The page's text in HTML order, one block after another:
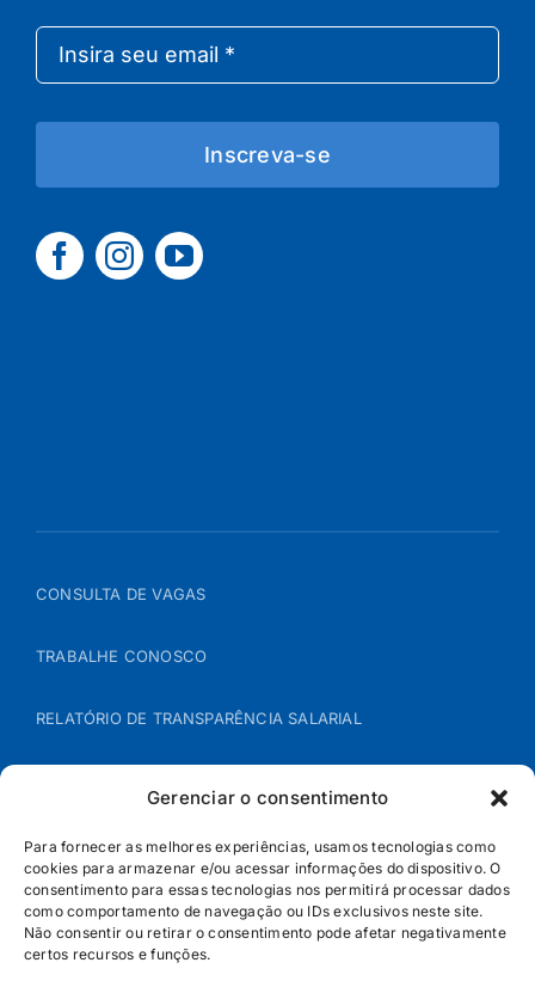
Gerenciar o consentimento
Para fornecer as melhores experiências, usamos tecnologias como
cookies para armazenar e/ou acessar informações do dispositivo. O
consentimento para essas tecnologias nos permitirá processar dados
como comportamento de navegação ou IDs exclusivos neste site.
Não consentir ou retirar o consentimento pode afetar negativamente
certos recursos e funções.
Inscreva-se
CONSULTA DE VAGAS
TRABALHE CONOSCO
RELATÓRIO DE TRANSPARÊNCIA SALARIAL
POLÍTICA DE COOKIES
POLÍTICA DE PRIVACIDADE